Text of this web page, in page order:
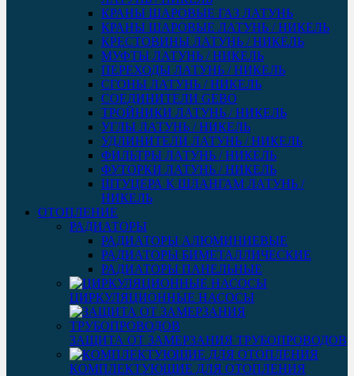
КРАНЫ ШАРОВЫЕ ГАЗ ЛАТУНЬ
КРАНЫ ШАРОВЫЕ ЛАТУНЬ / НИКЕЛЬ
КРЕСТОВИНЫ ЛАТУНЬ / НИКЕЛЬ
МУФТЫ ЛАТУНЬ / НИКЕЛЬ
ПЕРЕХОДЫ ЛАТУНЬ / НИКЕЛЬ
СГОНЫ ЛАТУНЬ / НИКЕЛЬ
СОЕДИНИТЕЛИ GEBO
ТРОЙНИКИ ЛАТУНЬ / НИКЕЛЬ
УГЛЫ ЛАТУНЬ / НИКЕЛЬ
УДЛИНИТЕЛИ ЛАТУНЬ / НИКЕЛЬ
ФИЛЬТРЫ ЛАТУНЬ / НИКЕЛЬ
ФУТОРКИ ЛАТУНЬ / НИКЕЛЬ
ШТУЦЕРА К ШЛАНГАМ ЛАТУНЬ /
НИКЕЛЬ
ОТОПЛЕНИЕ
РАДИАТОРЫ
РАДИАТОРЫ АЛЮМИНИЕВЫЕ
РАДИАТОРЫ БИМЕТАЛЛИЧЕСКИЕ
РАДИАТОРЫ ПАНЕЛЬНЫЕ
ЦИРКУЛЯЦИОННЫЕ НАСОСЫ
ЗАЩИТА ОТ ЗАМЕРЗАНИЯ ТРУБОПРОВОДОВ
КОМПЛЕКТУЮЩИЕ ДЛЯ ОТОПЛЕНИЯ